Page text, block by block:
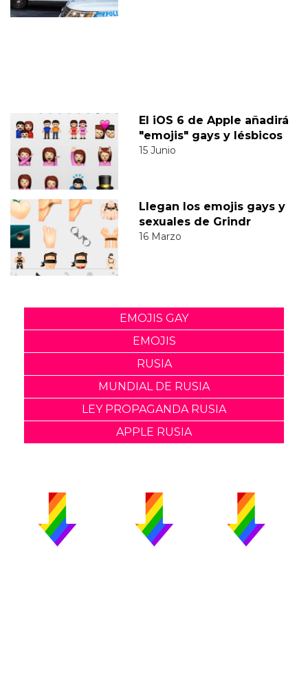
El iOS 6 de Apple añadirá
"emojis" gays y lésbicos
15 Junio
Llegan los emojis gays y
sexuales de Grindr
16 Marzo
EMOJIS GAY
EMOJIS
RUSIA
MUNDIAL DE RUSIA
LEY PROPAGANDA RUSIA
APPLE RUSIA